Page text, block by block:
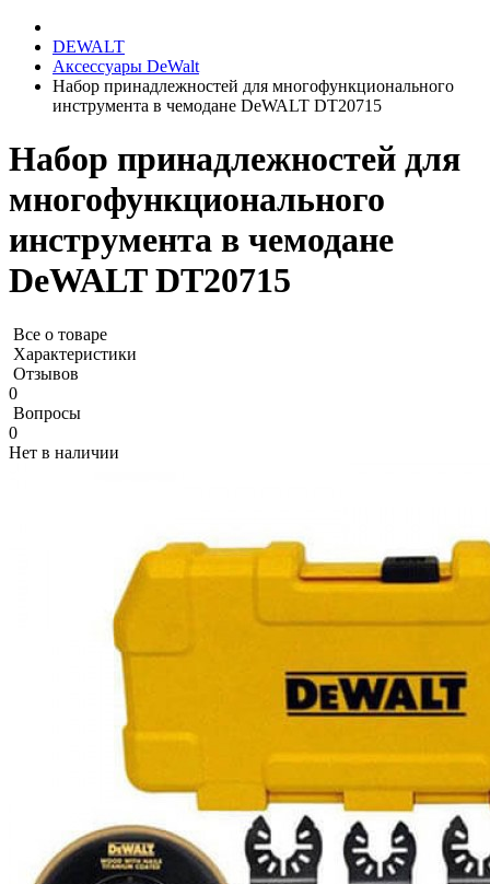
DEWALT
Аксессуары DeWalt
Набор принадлежностей для многофункционального
инструмента в чемодане DeWALT DT20715
Набор принадлежностей для
многофункционального
инструмента в чемодане
DeWALT DT20715
Все о товаре
Характеристики
Отзывов
0
Вопросы
0
Нет в наличии